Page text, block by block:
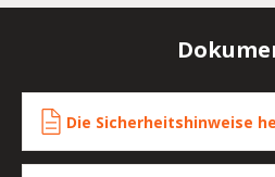
Die Sicherheitshinweise